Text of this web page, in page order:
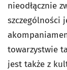
nieodłącznie
szczególności
towarzystwie
jest także z